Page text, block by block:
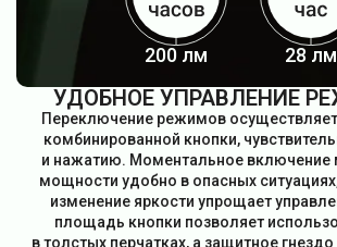
200 лм 28 лм
УДОБНОЕ УПРАВЛЕНИЕ
Переключение режимов
комбинированной кнопки,
и нажатию. Моментальное включение
мощности удобно в опасных
изменение яркости упрощает
площадь кнопки позволяет
в толстых перчатках, а защитное